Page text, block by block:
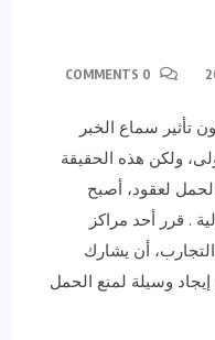
تأثير سماع الخبر
ولكن هذه الحقيقة
لعقود، أصبح
. قرر أحد مراكز
أن يشارك
وسيلة لمنع الحمل